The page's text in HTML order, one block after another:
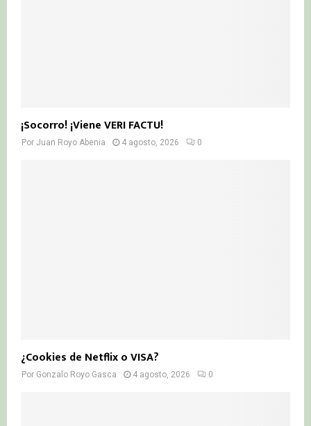
¡Socorro! ¡Viene VERI FACTU!
Por Juan Royo Abenia 4 agosto, 2026 0
¿Cookies de Netflix o VISA?
Por Gonzalo Royo Gasca 4 agosto, 2026 0